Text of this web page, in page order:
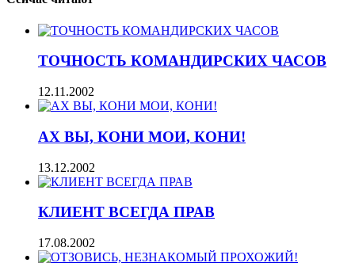
ТОЧНОСТЬ КОМАНДИРСКИХ ЧАСОВ
12.11.2002
АХ ВЫ, КОНИ МОИ, КОНИ!
13.12.2002
КЛИЕНТ ВСЕГДА ПРАВ
17.08.2002